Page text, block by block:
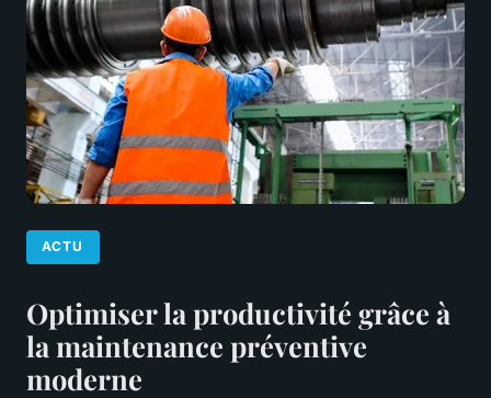
ACTU
Optimiser la productivité grâce à
la maintenance préventive
moderne